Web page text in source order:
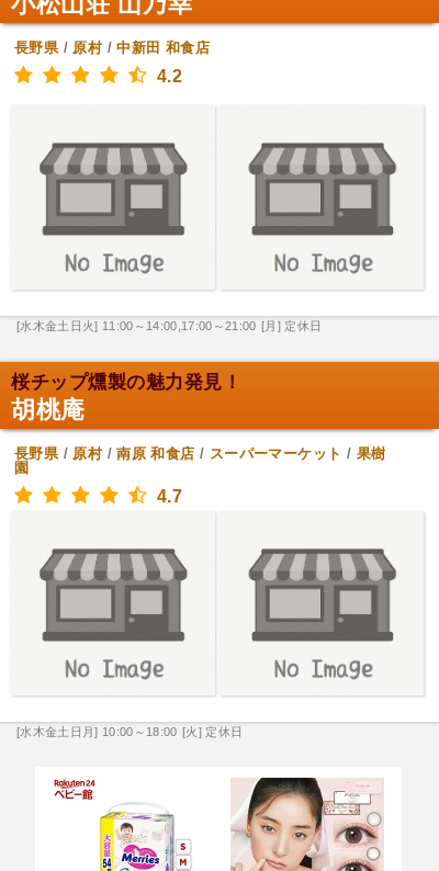
長野県/ 原村/中新田 和食店
4.2
[水木金土日火] 11:00～14:00,17:00～21:00 [月] 定休日
桜チップ燻製の魅力発見！
胡桃庵
長野県/ 原村/南原 和食店 / スーパーマーケット / 果樹
園
4.7
[水木金土日月] 10:00～18:00 [火] 定休日